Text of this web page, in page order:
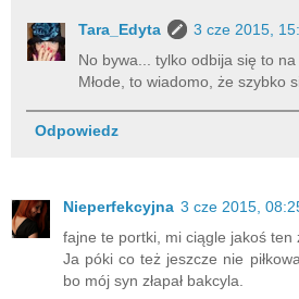
Tara_Edyta
3 cze 2015,
No bywa... tylko odbija się to
Młode, to wiadomo, że szybko
Odpowiedz
Nieperfekcyjna 3 cze 2015,
fajne te portki, mi ciągle jakoś ten
Ja póki co też jeszcze nie
bo mój syn złapał bakcyla.